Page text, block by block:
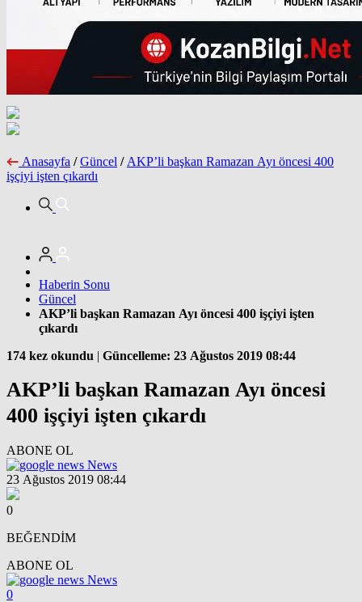
Anasayfa / Güncel / AKP’li başkan Ramazan Ayı öncesi 400
işçiyi işten çıkardı
Haberin Sonu
Güncel
AKP’li başkan Ramazan Ayı öncesi 400 işçiyi işten
çıkardı
174 kez okundu | Güncelleme: 23 Ağustos 2019 08:44
AKP’li başkan Ramazan Ayı öncesi
400 işçiyi işten çıkardı
ABONE OL
News
23 Ağustos 2019 08:44
0
BEĞENDİM
ABONE OL
News
0